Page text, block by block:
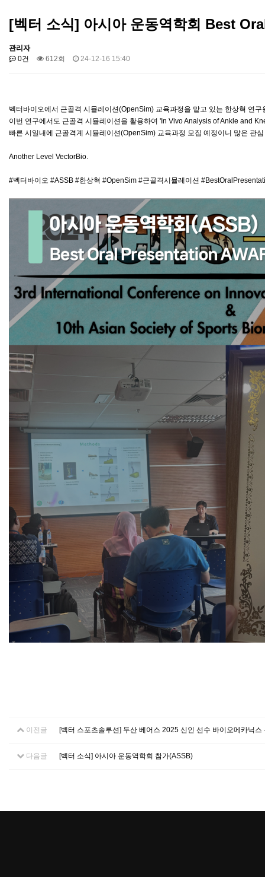
[벡터 소식] 아시아 운동역학회 Best
관리자
0건
612회 24-12-16 15:40
벡터바이오에서 근골격 시뮬레이션(OpenSim) 교육과정을 맡고 있는 한상혁 연
이번 연구에서도 근골격 시뮬레이션을 활용하여 'In Vivo Analysis of Ankle and
빠른 시일내에 근골격계 시뮬레이션(OpenSim) 교육과정 모집 예정이니 많은 관
Another Level VectorBio.
#벡터바이오 #ASSB #한상혁 #OpenSim #근골격시뮬레이션
이전글 [벡터 스포츠솔루션] 두산 베어스 2025 신인 선수 바이오메카닉스
다음글 [벡터 소식] 아시아 운동역학회 참가(ASSB)